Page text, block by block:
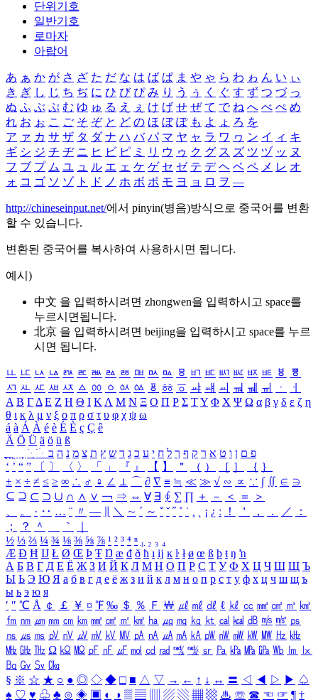
단위기호
일반기호
로마자
아랍어
あ ぁ か が さ ざ た だ な は ば ぱ ま や ゃ ら わ ゎ ん い ぃ
き ぎ し じ ち ぢ に ひ び ぴ み り う ぅ く ぐ す ず つ づ っ
ぬ ふ ぶ ぷ む ゆ ゅ る え ぇ け げ せ ぜ て で ね へ べ ぺ め
れ お ぉ こ ご そ ぞ と ど の ほ ぼ ぽ も よ ょ ろ を
ア ァ カ サ ザ タ ダ ナ ハ バ パ マ ヤ ャ ラ ワ ヮ ン イ ィ キ
ギ シ ジ チ ヂ ニ ヒ ビ ピ ミ リ ウ ゥ ク グ ス ズ ツ ヅ ッ ヌ
フ ブ プ ム ユ ュ ル エ ェ ケ ゲ セ ゼ テ デ ヘ ベ ペ メ レ オ
ォ コ ゴ ソ ゾ ト ド ノ ホ ボ ポ モ ヨ ョ ロ ヲ ―
http://chineseinput.net/에서 pinyin(병음)방식으로 중국어를 변환
할 수 있습니다.
변환된 중국어를 복사하여 사용하시면 됩니다.
예시)
中文 을 입력하시려면 zhongwen을 입력하시고 space를
누르시면됩니다.
北京 을 입력하시려면 beijing을 입력하시고 space를 누르
시면 됩니다.
ㅥ ㅦ ㅧ ㅨ ㅩ ㅪ ㅫ ㅬ ㅭ ㅮ ㅯ ㅰ ㅱ ㅲ ㅳ ㅴ ㅵ ㅶ ㅷ ㅸ
ㅹ
ㅺ ㅻ ㅼ ㅽ ㅾ ㅿ ㆀ ㆁ ㆂ ㆃ ㆄ ㆅ ㆆ ㆇ ㆈ ㆉ ㆊ ㆋ ㆌ ㆍ
ㆎ
Α Β ΓΔ Ε Ζ Η Θ Ι ΚΛ Μ Ν Ξ Ο Π Ρ Σ ΤΥ Φ Χ Ψ Ω α β γ δ ε ζ η
θ ι κ λ μ ν ξ ο π ρ σ τ υ φ χ ψ ω
á à Á À é è É È ç Ç ê
Ä Ö Ü ä ö ü ß
ִֶֹ ֻּ ׁׂ פ ם ן ו ט א ר ק ף ך ל ח י ע כ ג ד ש ץ ת צ מ נ ה ב
‘ ’ “ ” 〔 〕 〈 〉 「 」 『 』 【 】 ＂ （ ） ［ ］ ｛ ｝
± × ÷ ≠ ≤ ≥ ∞ ∴ ♂ ♀ ∠ ⊥ ⌒ ∂ ∇ ≡ ≒ ≪ ≫ √ ∽ ∝ ∵ ∫ ∬ ∈ ∋
⊆ ⊇ ⊂ ⊃ ∪ ∩ ∧ ∨ ￢ ⇒ ⇔ ∀ ∃ ∮ ∑ ∏ ＋ － ＜ ＝
＞
、
。 · ‥ … ¨ 〃 ― ＼ ∼ ´ ～ ˇ ˘ ˝ ˚ ˙ ¸ ¡ ¿ ː ！ ＇ ， ． ／
：
；
？ ＾ ｀
½ ⅓ ⅔ ¼ ¾ ⅛ ⅜ ⅝ ⅞ ¹ ² ³ ⁴ ⁿ ₁ ₂ ₃ ₄
Æ Ð Ħ Ĳ Ł Ø Œ Þ Ŧ Ŋ æ đ ð ħ ı ĳ ĸ ŀ ł ø œ ß þ ŧ ŋ ŉ
А Б В Г Д Е Ё Ж З И Й К Л М Н О П Р С Т У Ф Х Ц Ч Ш Щ Ъ
Ы Ь Э Ю Я а б в г д е ё ж з и й к л м н о п р с т у ф х ц ч ш щ ъ
ы ь э ю я
′ ″ ℃ Å ￠ ￡ ￥ ¤ ℉ ‰ ＄ ％ Ｆ ￦ ㎕ ㎖ ㎗ ℓ ㎘ ㏄ ㎣ ㎤ ㎥ ㎦
㎙ ㎚ ㎛ ㎜ ㎝ ㎞ ㎟ ㎠ ㎡ ㎢ ㏊ ㎍ ㎎ ㎏ ㏏ ㎈ ㎉ ㏈ ㎧ ㎨ ㎰
㎱ ㎲ ㎳ ㎴ ㎵ ㎶ ㎷ ㎸ ㎹ ㎀ ㎁ ㎂ ㎃ ㎄ ㎺ ㎻ ㎽ ㎾ ㎿ ㎐ ㎑
㎒ ㎓ ㎔ Ω ㏀ ㏁ ㎊ ㎋ ㎌ ㏖ ㏅ ㎭ ㎮ ㎯ ㏛ ㎩ ㎪ ㎫ ㎬ ㏝ ㏐
㏓
㏃ ㏉ ㏜ ㏆
§ ※ ☆ ★ ○ ● ◎ ◇ ◆ □ ■ △ ▽ → ← ↑ ↓ ↔ 〓 ◁ ◀ ▷ ▶ ♤
♠ ♡ ♥ ♧ ♣ ⊙ ◈ ▣ ◐ ◑ ▒ ▤ ▨ ▧ ▦ ▩ ♨ ☏ ☎ ☜ ☞ ¶ †